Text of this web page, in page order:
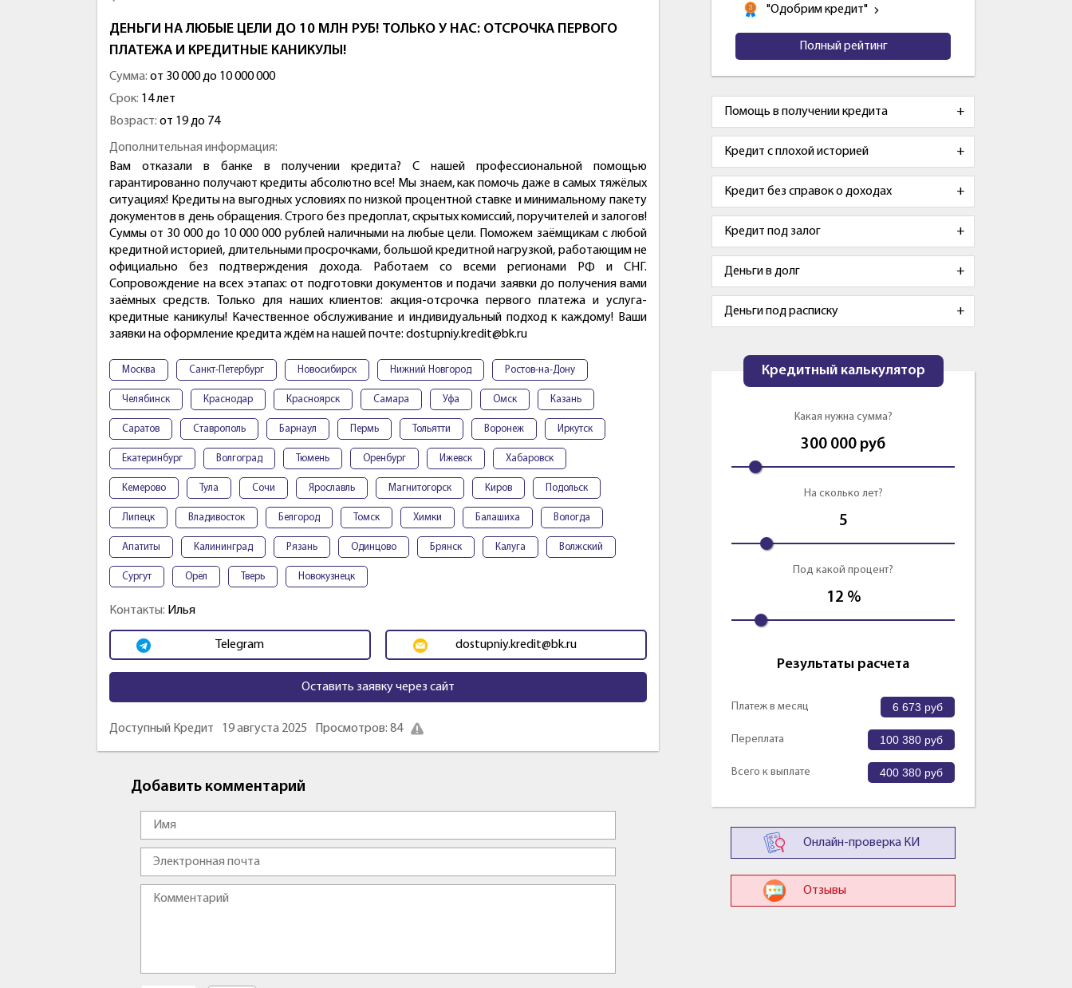
ДЕНЬГИ НА ЛЮБЫЕ ЦЕЛИ ДО 10 МЛН РУБ! ТОЛЬКО У НАС: ОТСРОЧКА ПЕРВОГО
ПЛАТЕЖА И КРЕДИТНЫЕ КАНИКУЛЫ!
Сумма: от 30 000 до 10 000 000
Срок: 14 лет
Возраст: от 19 до 74
Дополнительная информация:
Вам отказали в банке в получении кредита? С нашей профессиональной помощью
гарантированно получают кредиты абсолютно все! Мы знаем, как помочь даже в самых тяжёлых
ситуациях! Кредиты на выгодных условиях по низкой процентной ставке и минимальному пакету
документов в день обращения. Строго без предоплат, скрытых комиссий, поручителей и залогов!
Суммы от 30 000 до 10 000 000 рублей наличными на любые цели. Поможем заёмщикам с любой
кредитной историей, длительными просрочками, большой кредитной нагрузкой, работающим не
официально без подтверждения дохода. Работаем со всеми регионами РФ и СНГ.
Сопровождение на всех этапах: от подготовки документов и подачи заявки до получения вами
заёмных средств. Только для наших клиентов: акция-отсрочка первого платежа и услуга-
кредитные каникулы! Качественное обслуживание и индивидуальный подход к каждому! Ваши
заявки на оформление кредита ждём на нашей почте: dostupniy.kredit@bk.ru
Москва Санкт-Петербург Новосибирск Нижний Новгород Ростов-на-Дону
Челябинск Краснодар Красноярск Самара Уфа Омск Казань
Саратов Ставрополь Барнаул Пермь Тольятти Воронеж Иркутск
Екатеринбург Волгоград Тюмень Оренбург Ижевск Хабаровск
Кемерово Тула Сочи Ярославль Магнитогорск Киров Подольск
Липецк Владивосток Белгород Томск Химки Балашиха Вологда
Апатиты Калининград Рязань Одинцово Брянск Калуга Волжский
Сургут Орёл Тверь Новокузнецк
Контакты: Илья
Telegram dostupniy.kredit@bk.ru
Оставить заявку через сайт
Доступный Кредит 19 августа 2025 Просмотров: 84
Добавить комментарий
"Одобрим кредит"
Полный рейтинг
Помощь в получении кредита
Кредит с плохой историей
Кредит без справок о доходах
Кредит под залог
Деньги в долг
Деньги под расписку
Кредитный калькулятор
Какая нужна сумма?
300 000 руб
На сколько лет?
5
Под какой процент?
12 %
Результаты расчета
Платеж в месяц 6 673 руб
Переплата 100 380 руб
Всего к выплате 400 380 руб
Онлайн-проверка КИ
Отзывы